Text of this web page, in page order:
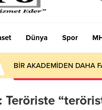
Dünya Spor
BİR AKADEMİDEN DAHA